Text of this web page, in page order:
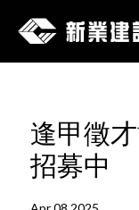
新
建
設
逢甲徵
招募中